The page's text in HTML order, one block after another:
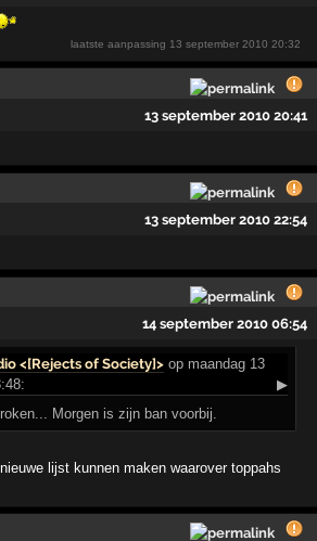
laatste aanpassing 13 september 2010 20:32
13 september 2010 20:41
13 september 2010 22:54
14 september 2010 06:54
<[Rejects of Society]> op maandag 13
▶
Morgen is zijn ban voorbij.
lijst kunnen maken waarover toppahs